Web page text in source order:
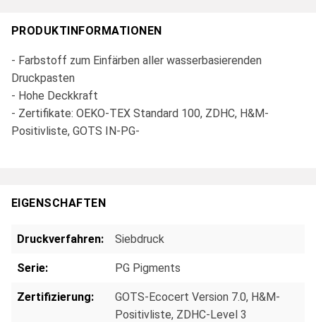
PRODUKTINFORMATIONEN
- Farbstoff zum Einfärben aller wasserbasierenden
Druckpasten
- Hohe Deckkraft
- Zertifikate: OEKO-TEX Standard 100, ZDHC, H&M-
Positivliste, GOTS IN-PG-
EIGENSCHAFTEN
Druckverfahren: Siebdruck
Serie: PG Pigments
Zertifizierung:
GOTS-Ecocert Version 7.0, H&M-
Positivliste, ZDHC-Level 3